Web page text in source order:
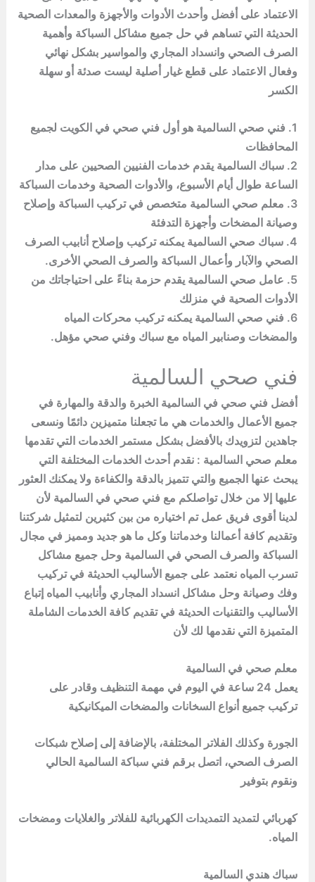
الاعتماد على أفضل وأحدث الأدوات والأجهزة والمعدات الصحية
الحديثة التي تساهم في حل جميع مشاكل السباكة وأهمية
الصرف الصحي وانسداد المجاري والمواسير بشكل نهائي
وفعال الاعتماد على قطع غيار أصلية ليست صدئة أو سهلة
الكسر
1. فني صحي السالمية هو أول فني صحي في الكويت لجميع
المحافظات
2. سباك السالمية يقدم خدمات الفنيين الصحيين على مدار
الساعة طوال أيام الأسبوع، والأدوات الصحية وخدمات السباكة
3. معلم صحي السالمية متخصص في تركيب السباكة وإصلاح
وصيانة المضخات وأجهزة التدفئة
4. سباك صحي السالمية يمكنه تركيب وإصلاح أنابيب الصرف
الصحي والآبار وأعمال السباكة والصرف الصحي الأخرى.
5. عامل صحي السالمية يقدم حزمة بناءً على احتياجاتك من
الأدوات الصحية في منزلك
6. فني صحي السالمية يمكنه تركيب محركات المياه
والمضخات وصنابير المياه مع سباك وفني صحي مؤهل.
فني صحي السالمية
أفضل فني صحي في السالمية الخبرة والدقة والمهارة في
جميع الأعمال والخدمات هي ما تجعلنا متميزين دائمًا ونسعى
جاهدين لتزويدك بالأفضل بشكل مستمر الخدمات التي تقدمها
معلم صحي السالمية : نقدم أحدث الخدمات المختلفة التي
يبحث عنها الجميع والتي تتميز بالدقة والكفاءة ولا يمكنك العثور
عليها إلا من خلال تواصلكم مع فني صحي في السالمية لأن
لدينا أقوى فريق عمل تم اختياره من بين كثيرين لتمثيل شركتنا
وتقديم كافة أعمالنا وخدماتنا وكل ما هو جديد ومميز في مجال
السباكة والصرف الصحي في السالمية وحل جميع مشاكل
تسرب المياه نعتمد على جميع الأساليب الحديثة في تركيب
وفك وصيانة وحل مشاكل انسداد المجاري وأنابيب المياه إتباع
الأساليب والتقنيات الحديثة في تقديم كافة الخدمات الشاملة
المتميزة التي نقدمها لك لأن
معلم صحي في السالمية
يعمل 24 ساعة في اليوم في مهمة التنظيف وقادر على
تركيب جميع أنواع السخانات والمضخات الميكانيكية
الجورة وكذلك الفلاتر المختلفة، بالإضافة إلى إصلاح شبكات
الصرف الصحي، اتصل برقم فني سباكة السالمية الحالي
ونقوم بتوفير
كهربائي لتمديد التمديدات الكهربائية للفلاتر والغلايات ومضخات
المياه.
سباك هندي السالمية